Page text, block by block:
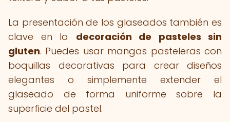
La presentación de los glaseados también es
clave en la decoración de pasteles sin
gluten. Puedes usar mangas pasteleras con
boquillas decorativas para crear diseños
elegantes o simplemente extender el
glaseado de forma uniforme sobre la
superficie del pastel.